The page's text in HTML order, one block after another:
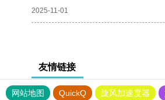
2025-11-01
友情链接
网站地图 QuickQ 旋风加速度器